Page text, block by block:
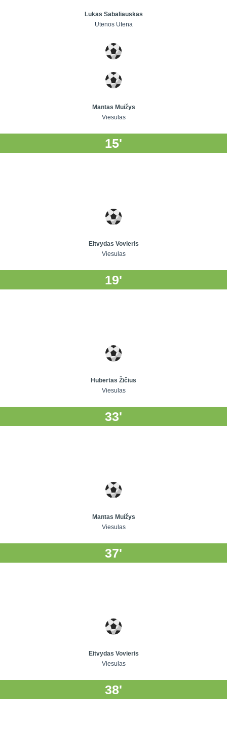
Lukas Sabaliauskas
Utenos Utena
Mantas Muižys
Viesulas
15'
Eitvydas Vovieris
Viesulas
19'
Hubertas Žičius
Viesulas
33'
Mantas Muižys
Viesulas
37'
Eitvydas Vovieris
Viesulas
38'